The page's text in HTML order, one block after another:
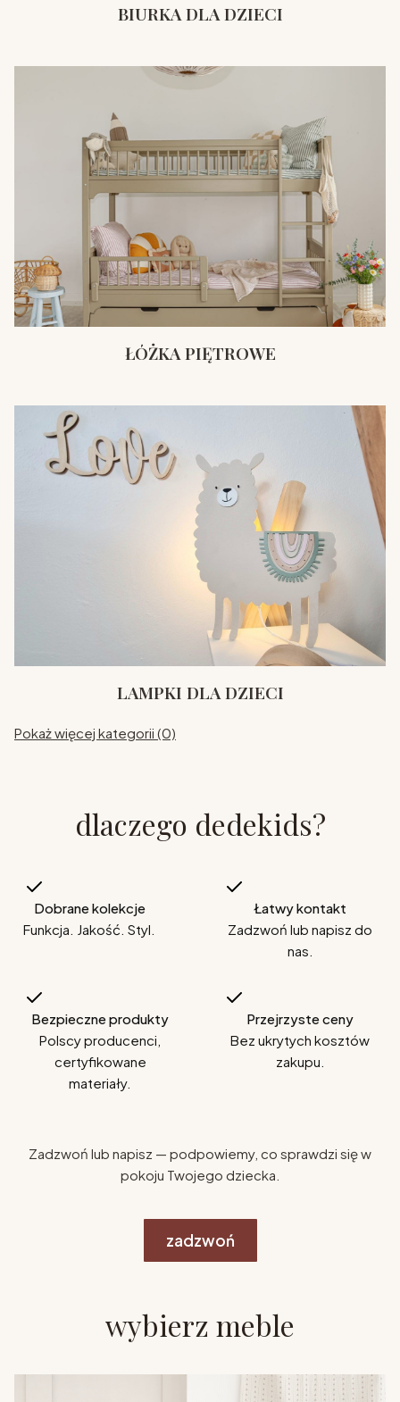
BIURKA DLA DZIECI
ŁÓŻKA PIĘTROWE
LAMPKI DLA DZIECI
Pokaż więcej kategorii (0)
dlaczego dedekids?
Dobrane kolekcje
Funkcja. Jakość. Styl.
Łatwy kontakt
Zadzwoń lub napisz do
nas.
Bezpieczne produkty
Polscy producenci,
certyfikowane
materiały.
Przejrzyste ceny
Bez ukrytych kosztów
zakupu.
Zadzwoń lub napisz — podpowiemy, co sprawdzi się w
pokoju Twojego dziecka.
zadzwoń
wybierz meble